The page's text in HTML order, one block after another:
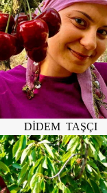
DİDEM TAŞÇI